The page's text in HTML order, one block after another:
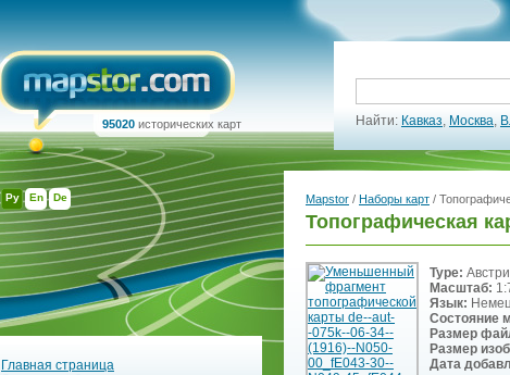
Ру En De
95020 исторических карт
Найти: Кавказ, Москва,
Главная страница
Mapstor / Наборы карт /
Топографическая
Type:
Масштаб:
Язык:
Состояние
Размер
Размер
Дата